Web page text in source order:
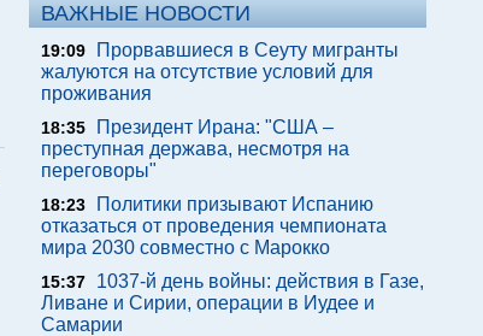
ВАЖНЫЕ НОВОСТИ
19:09
Прорвавшиеся в Сеуту мигранты
жалуются на отсутствие условий для
проживания
18:35
Президент Ирана: "США –
преступная держава, несмотря на
переговоры"
18:23
Политики призывают Испанию
отказаться от проведения чемпионата
мира 2030 совместно с Марокко
15:37
1037-й день войны: действия в Газе,
Ливане и Сирии, операции в Иудее и
Самарии